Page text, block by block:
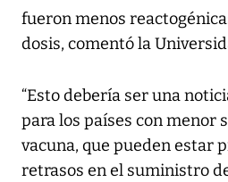
fueron menos
dosis, comentó la
“Esto debería ser una
para los países con menor
vacuna, que pueden estar
retrasos en el suministro